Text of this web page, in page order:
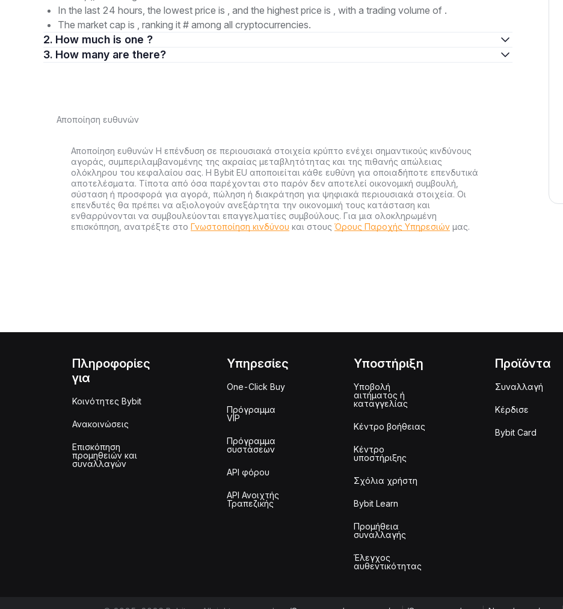
In the last 24 hours, the lowest price is , and the highest price is , with a trading volume of .
The market cap is , ranking it # among all cryptocurrencies.
2. How much is one ?
3. How many are there?
Αποποίηση ευθυνών
Αποποίηση ευθυνών Η επένδυση σε περιουσιακά στοιχεία κρύπτο ενέχει σημαντικούς κινδύνους
αγοράς, συμπεριλαμβανομένης της ακραίας μεταβλητότητας και της πιθανής απώλειας
ολόκληρου του κεφαλαίου σας. Η Bybit EU αποποιείται κάθε ευθύνη για οποιαδήποτε επενδυτικά
αποτελέσματα. Τίποτα από όσα παρέχονται στο παρόν δεν αποτελεί οικονομική συμβουλή,
σύσταση ή προσφορά για αγορά, πώληση ή διακράτηση για ψηφιακά περιουσιακά στοιχεία. Οι
επενδυτές θα πρέπει να αξιολογούν ανεξάρτητα την οικονομική τους κατάσταση και
ενθαρρύνονται να συμβουλεύονται επαγγελματίες συμβούλους. Για μια ολοκληρωμένη
επισκόπηση, ανατρέξτε στο Γνωστοποίηση κινδύνου και στους Όρους Παροχής Υπηρεσιών μας.
Πληροφορίες
για
Κοινότητες Bybit
Ανακοινώσεις
Επισκόπηση
προμηθειών και
συναλλαγών
Υπηρεσίες
One-Click Buy
Πρόγραμμα
VIP
Πρόγραμμα
συστάσεων
API φόρου
API Ανοιχτής
Τραπεζικής
Υποστήριξη
Υποβολή
αιτήματος ή
καταγγελίας
Κέντρο βοήθειας
Κέντρο
υποστήριξης
Σχόλια χρήστη
Bybit Learn
Προμήθεια
συναλλαγής
Έλεγχος
αυθεντικότητας
Προϊόντα
Συναλλαγή
Κέρδισε
Bybit Card